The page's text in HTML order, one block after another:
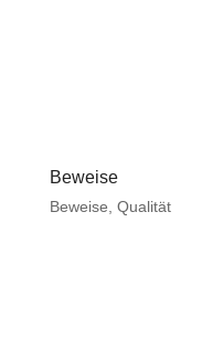
Beweise
Beweise Qualität